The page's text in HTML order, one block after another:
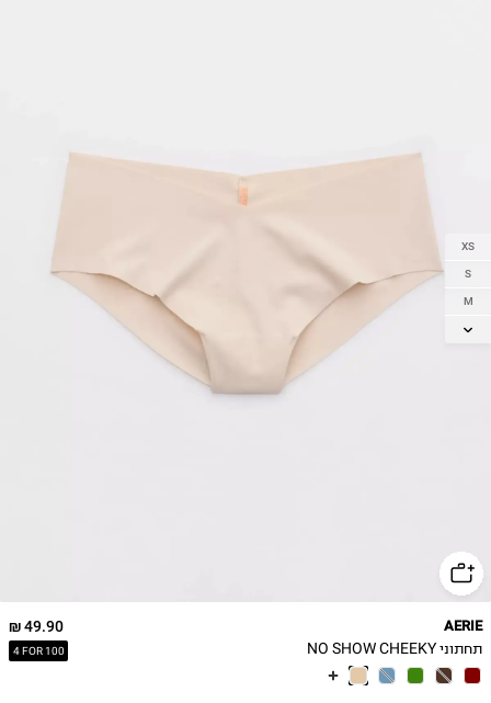
XS
S
M
L
49.90 ₪
4 FOR 100
AERIE
תחתוני NO SHOW CHEEKY